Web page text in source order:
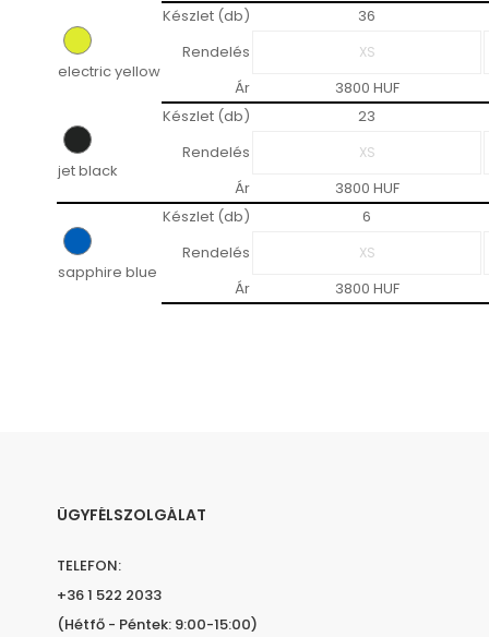
electric yellow
Készlet (db) 36
Rendelés
Ár
3800 HUF
jet black
Készlet (db) 23
Rendelés
Ár
3800 HUF
sapphire blue
Készlet (db) 6
Rendelés
Ár
3800 HUF
ÜGYFÉLSZOLGÁLAT
TELEFON:
+36 1 522 2033
(Hétfő - Péntek: 9:00-15:00)